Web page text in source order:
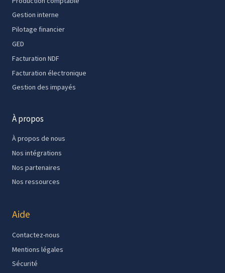
Gestion interne
Pilotage financier
GED
Facturation NDF
Facturation électronique
Gestion des impayés
À propos
À propos de nous
Nos intégrations
Nos partenaires
Nos ressources
Aide
Contactez-nous
Mentions légales
Sécurité